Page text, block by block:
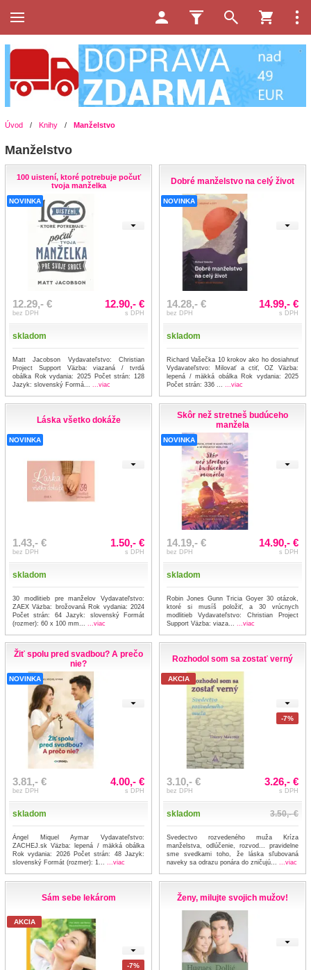
Úvod / Knihy / Manželstvo
Manželstvo
100 uistení, ktoré potrebuje počuť
tvoja manželka
NOVINKA
12.29,- €
bez DPH
12.90,- €
s DPH
skladom
Matt Jacobson Vydavateľstvo: Christian
Project Support Väzba: viazaná / tvrdá
obálka Rok vydania: 2025 Počet strán: 128
Jazyk: slovenský Formá...
...viac
Dobré manželstvo na celý život
NOVINKA
14.28,- €
bez DPH
14.99,- €
s DPH
skladom
Richard Vašečka 10 krokov ako ho dosiahnuť
Vydavateľstvo: Milovať a ctiť, OZ Väzba:
lepená / mäkká obálka Rok vydania: 2025
Počet strán: 336 ...
...viac
Láska všetko dokáže
NOVINKA
1.43,- €
bez DPH
1.50,- €
s DPH
skladom
30 modlitieb pre manželov Vydavateľstvo:
ZAEX Väzba: brožovaná Rok vydania: 2024
Počet strán: 64 Jazyk: slovenský Formát
(rozmer): 60 x 100 mm...
...viac
Skôr než stretneš budúceho
manžela
NOVINKA
14.19,- €
bez DPH
14.90,- €
s DPH
skladom
Robin Jones Gunn Tricia Goyer 30 otázok,
ktoré si musíš položiť, a 30 vrúcnych
modlitieb Vydavateľstvo: Christian Project
Support Väzba: viaza...
...viac
Žiť spolu pred svadbou? A prečo
nie?
NOVINKA
3.81,- €
bez DPH
4.00,- €
s DPH
skladom
Àngel Miquel Aymar Vydavateľstvo:
ZACHEJ.sk Väzba: lepená / mäkká obálka
Rok vydania: 2026 Počet strán: 48 Jazyk:
slovenský Formát (rozmer): 1...
...viac
Rozhodol som sa zostať verný
AKCIA
-7%
3.10,- €
bez DPH
3.26,- €
s DPH
skladom 3.50,- €
Svedectvo rozvedeného muža Kríza
manželstva, odlúčenie, rozvod... pravidelne
sme svedkami toho, že láska sľubovaná
naveky sa odrazu ponára do zničujú...
...viac
Sám sebe lekárom
AKCIA
-7%
Ženy, milujte svojich mužov!